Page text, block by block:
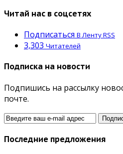
Читай нас в соцсетях
Подписаться В Ленту RSS
3,303 Читателей
Подписка на новости
Подпишись на рассылку
почте.
Последние предложения